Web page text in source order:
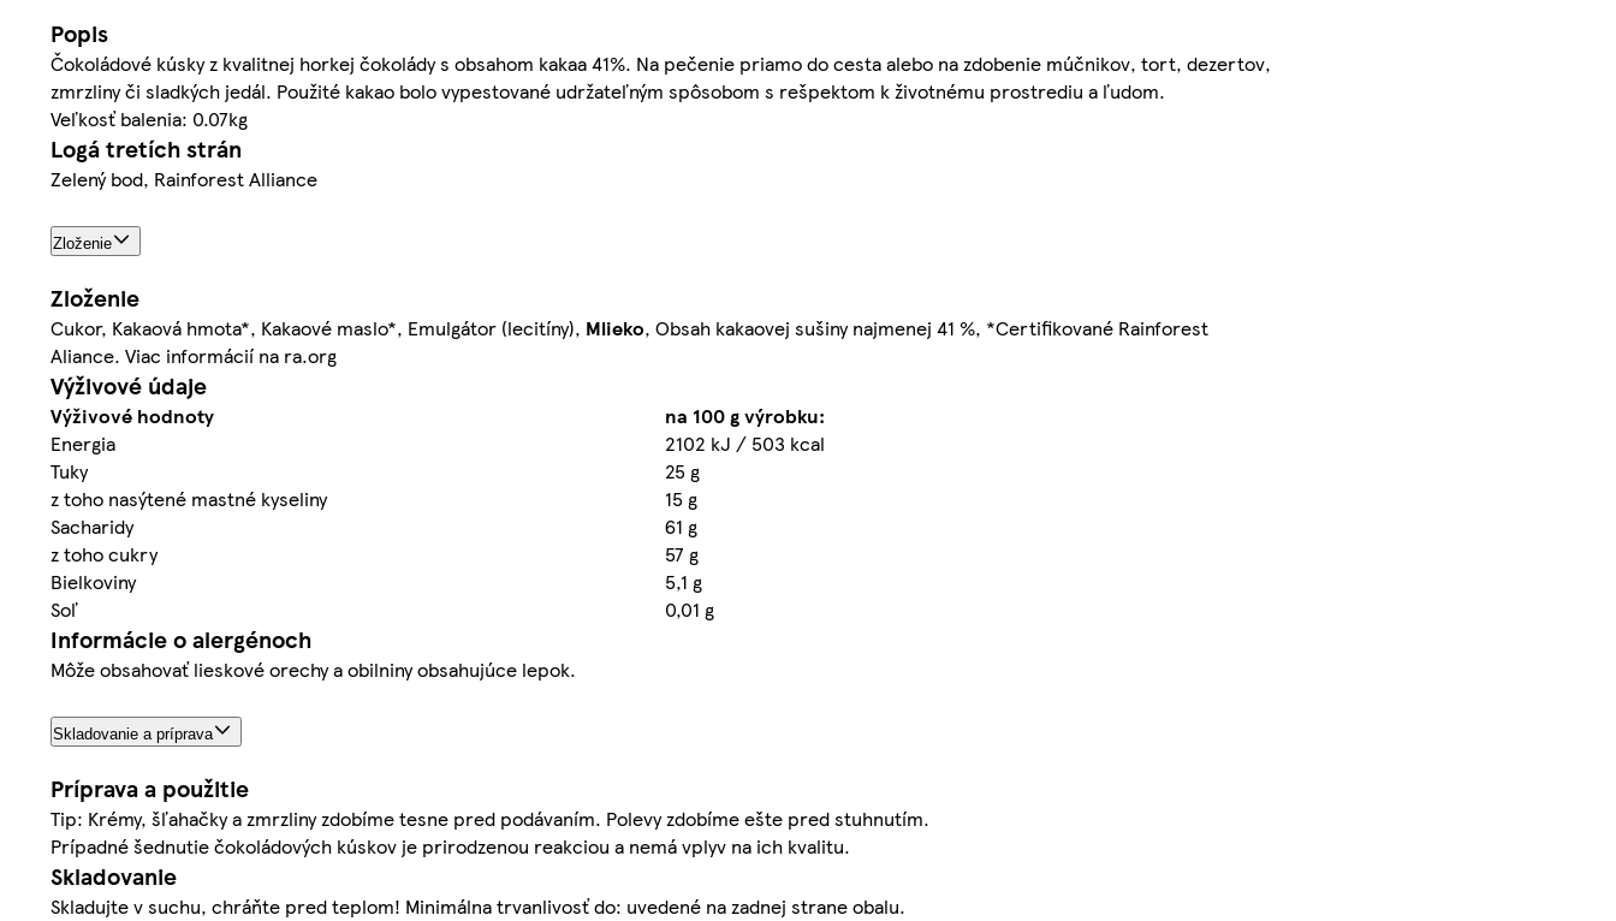
Popis
Čokoládové kúsky z kvalitnej horkej čokolády s obsahom kakaa 41%. Na pečenie priamo do cesta alebo na zdobenie múčnikov, tort, dezertov,
zmrzliny či sladkých jedál. Použité kakao bolo vypestované udržateľným spôsobom s rešpektom k životnému prostrediu a ľudom.
Veľkosť balenia: 0.07kg
Logá tretích strán
Zelený bod, Rainforest Alliance
Zloženie
Zloženie
Cukor, Kakaová hmota*, Kakaové maslo*, Emulgátor (lecitíny), Mlieko, Obsah kakaovej sušiny najmenej 41 %, *Certifikované Rainforest
Aliance. Viac informácií na ra.org
Výživové údaje
Výživové hodnoty
na 100 g výrobku:
Energia
2102 kJ / 503 kcal
Tuky
25 g
z toho nasýtené mastné kyseliny
15 g
Sacharidy
61 g
z toho cukry
57 g
Bielkoviny
5,1 g
Soľ
0,01 g
Informácie o alergénoch
Môže obsahovať lieskové orechy a obilniny obsahujúce lepok.
Skladovanie a príprava
Príprava a použitie
Tip: Krémy, šľahačky a zmrzliny zdobíme tesne pred podávaním. Polevy zdobíme ešte pred stuhnutím.
Prípadné šednutie čokoládových kúskov je prirodzenou reakciou a nemá vplyv na ich kvalitu.
Skladovanie
Skladujte v suchu, chráňte pred teplom! Minimálna trvanlivosť do: uvedené na zadnej strane obalu.